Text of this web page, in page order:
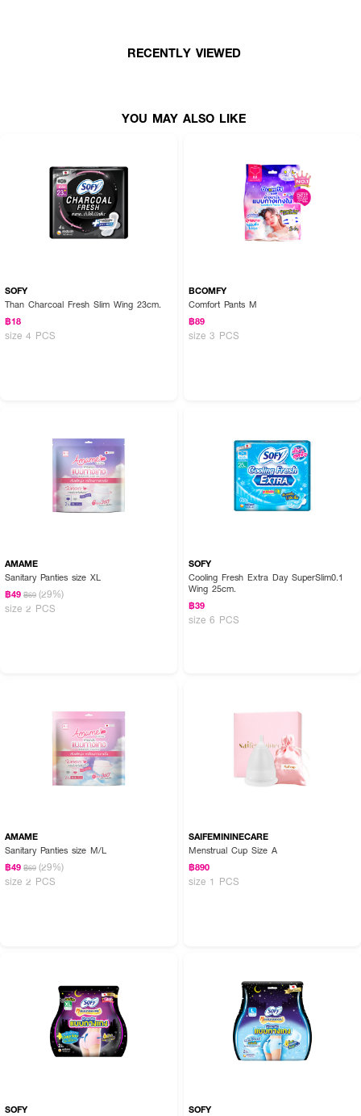
ร่างกาย ส่งผลให้ระบบไหลเวียนดีขึ้น มดลูกอุ่นสบาย ขับของเสียได้อย่างมี
ประสิทธิภาพ ขจัดเลือดคั่ง ลิ่มเลือด มีไฮโดรเจลสปา ซึบซับของเหลวดีกว่าทั่วไปถึง
● ดอนน่า ผ้าอนามัยแบบกางเกง ไซส์ L
● เอว 25-35 นิ้ว
● บรรจุ 2 ชิ้น
How to Use :
RECENTLY VIEWED
YOU MAY ALSO LIKE
SOFY
Than Charcoal Fresh Slim Wing 23cm.
฿18
size 4 PCS
BCOMFY
Comfort Pants M
฿89
size 3 PCS
AMAME
Sanitary Panties size XL
฿49 ฿69 (29%)
size 2 PCS
SOFY
Cooling Fresh Extra Day SuperSlim0.1
Wing 25cm.
฿39
size 6 PCS
AMAME
Sanitary Panties size M/L
฿49 ฿69 (29%)
size 2 PCS
SAIFEMININECARE
Menstrual Cup Size A
฿890
size 1 PCS
SOFY SOFY